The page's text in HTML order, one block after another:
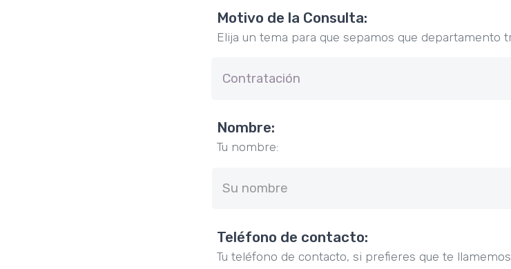
Motivo de la Consulta:
Elija un tema para que sepamos que departamento
Nombre:
Tu nombre:
Teléfono de contacto:
Tu teléfono de contacto, si prefieres que te